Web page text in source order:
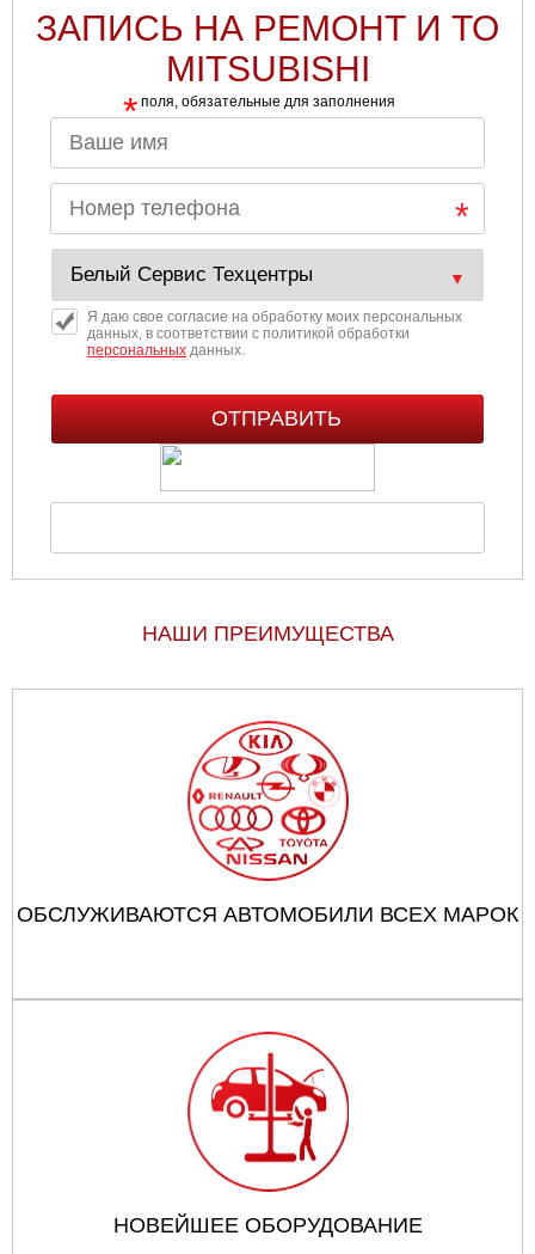
ЗАПИСЬ НА РЕМОНТ И ТО
MITSUBISHI
* поля, обязательные для заполнения
Я даю свое согласие на обработку моих персональных
данных, в соответствии с политикой обработки
персональныхданных.
НАШИ ПРЕИМУЩЕСТВА
ОБСЛУЖИВАЮТСЯ АВТОМОБИЛИ ВСЕХ МАРОК
НОВЕЙШЕЕ ОБОРУДОВАНИЕ